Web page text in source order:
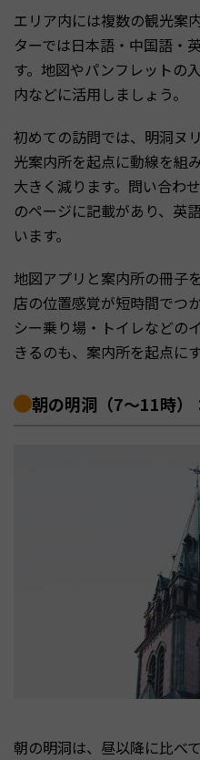
エリア内には複数の観光案
ターでは日本語・中国語・
す。地図やパンフレットの
内などに活用しましょう。
初めての訪問では、明洞ヌ
光案内所を起点に動線を組
大きく減ります。問い合わ
のページに記載があり、英
います。
地図アプリと案内所の冊子
店の位置感覚が短時間でつ
シー乗り場・トイレなどの
きるのも、案内所を起点に
朝の明洞（7〜11時）
朝の明洞は、昼以降に比べ